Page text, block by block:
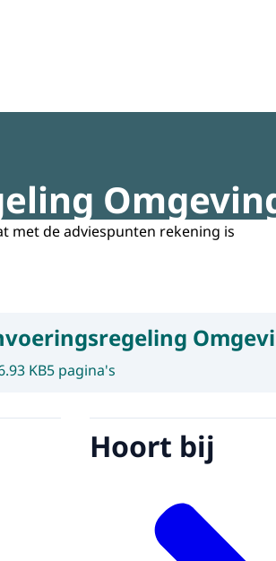
met de adviespunten rekening is
KB5 pagina's
Hoort bij